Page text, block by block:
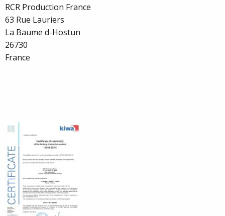
RCR Production France
63 Rue Lauriers
La Baume d-Hostun
26730
France